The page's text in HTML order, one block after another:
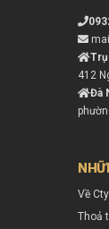
412
Đà
Về
Thoả